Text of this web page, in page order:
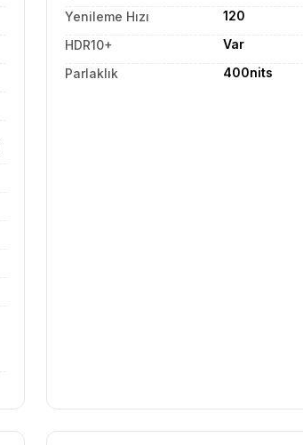
Yenileme Hızı
120
HDR10+
Var
Parlaklık
400nits